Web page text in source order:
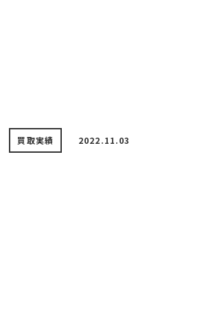
買取実績 2022.11.03